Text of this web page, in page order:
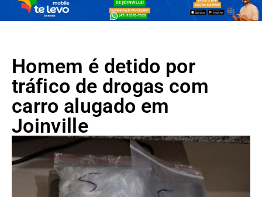
Homem é detido por
tráfico de drogas com
carro alugado em
Joinville